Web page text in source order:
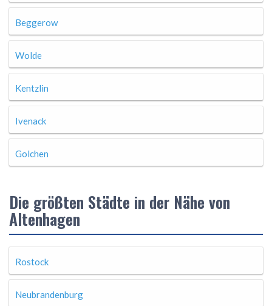
Beggerow
Wolde
Kentzlin
Ivenack
Golchen
Die größten Städte in der Nähe von
Altenhagen
Rostock
Neubrandenburg